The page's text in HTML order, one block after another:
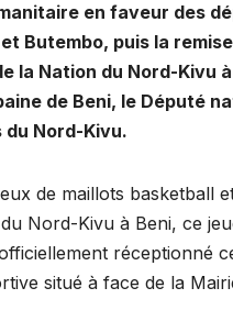
en faveur des
Butembo, puis la
la Nation du Nord-Kivu
de Beni, le Député
Nord-Kivu.
de maillots basketball
Nord-Kivu à Beni, ce
réceptionné
situé à face de la